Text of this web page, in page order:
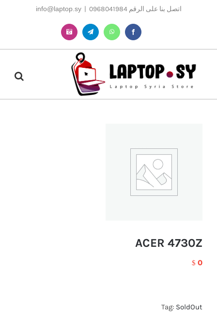
اتصل بنا على الرقم 0968041984 |
info@laptop.sy
Facebook
WhatsApp
Telegram
Instagram
ACER 4730Z
$ 0
Tag: SoldOut